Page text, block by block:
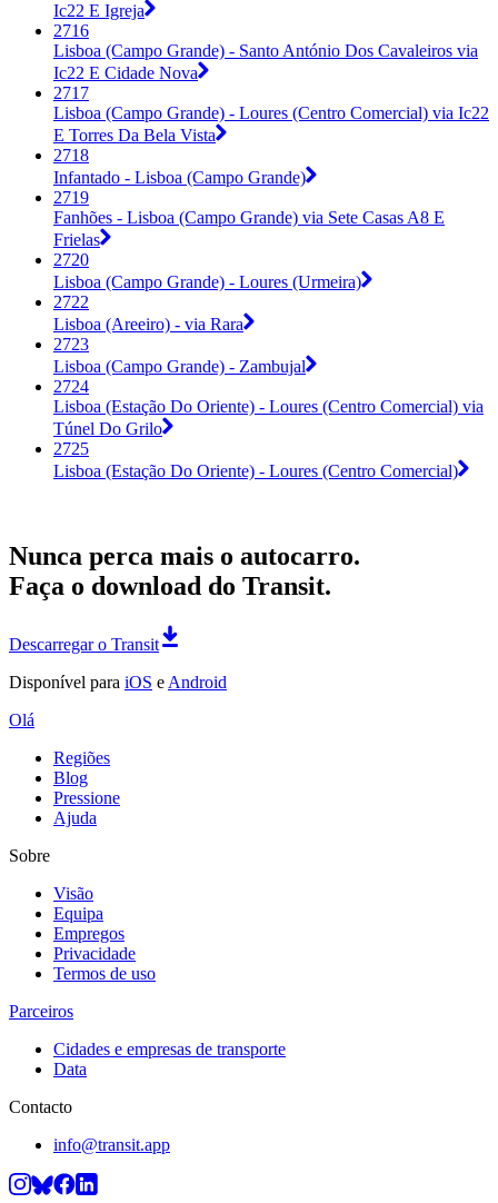
Ic22 E Igreja
2716
Lisboa (Campo Grande) - Santo António Dos Cavaleiros via
Ic22 E Cidade Nova
2717
Lisboa (Campo Grande) - Loures (Centro Comercial) via Ic22
E Torres Da Bela Vista
2718
Infantado - Lisboa (Campo Grande)
2719
Fanhões - Lisboa (Campo Grande) via Sete Casas A8 E
Frielas
2720
Lisboa (Campo Grande) - Loures (Urmeira)
2722
Lisboa (Areeiro) - via Rara
2723
Lisboa (Campo Grande) - Zambujal
2724
Lisboa (Estação Do Oriente) - Loures (Centro Comercial) via
Túnel Do Grilo
2725
Lisboa (Estação Do Oriente) - Loures (Centro Comercial)
Nunca perca mais o autocarro.
Faça o download do Transit.
Descarregar o Transit
Disponível para iOS e Android
Olá
Regiões
Blog
Pressione
Ajuda
Sobre
Visão
Equipa
Empregos
Privacidade
Termos de uso
Parceiros
Cidades e empresas de transporte
Data
Contacto
info@transit.app